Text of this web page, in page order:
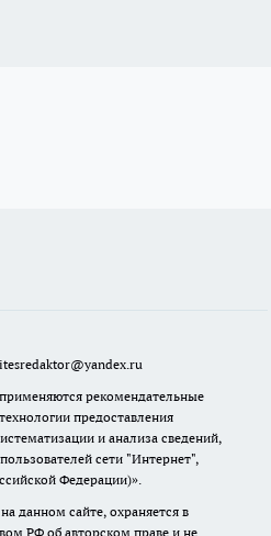
рекомендательные
предоставления
и анализа сведений,
сети "Интернет",
Федерации)».
данном сайте, охраняется в
РФ об авторском праве и не